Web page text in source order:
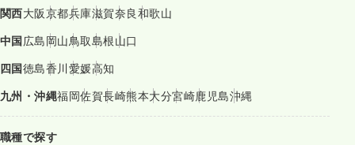
関西大阪京都兵庫滋賀奈良和歌山
中国広島岡山鳥取島根山口
四国徳島香川愛媛高知
九州・沖縄福岡佐賀長崎熊本大分宮崎鹿児島沖縄
職種で探す